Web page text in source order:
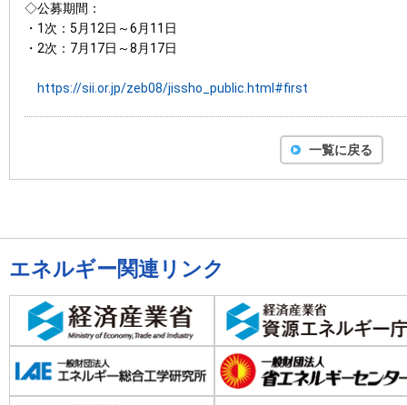
◇公募期間：
・1次：5月12日～6月11日
・2次：7月17日～8月17日
https://sii.or.jp/zeb08/jissho_public.html#first
一覧に戻る
エネルギー関連リンク